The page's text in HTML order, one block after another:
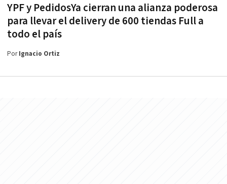
YPF y PedidosYa cierran una alianza poderosa
para llevar el delivery de 600 tiendas Full a
todo el país
PorIgnacio Ortiz